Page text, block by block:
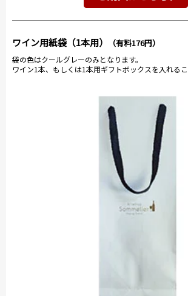
ワイン用紙袋（1本用） （有料176円）
袋の色はクールグレーのみとなります。
ワイン1本、もしくは1本用ギフトボックスを入れるこ